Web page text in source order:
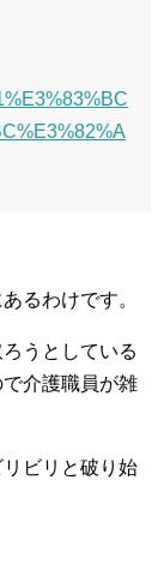
るわけです。
うとしている
介護職員が雑
ビリと破り始